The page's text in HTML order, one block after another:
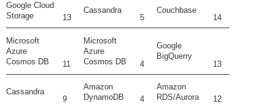
Google Cloud
Storage
13
Cassandra
5
Couchbase
14
Microsoft
Azure
Cosmos DB
11
Microsoft
Azure
Cosmos DB
4
Google
BigQuerry
13
Cassandra
9
Amazon
DynamoDB
4
Amazon
RDS/Aurora
12